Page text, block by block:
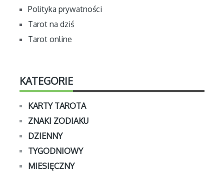
Polityka prywatności
Tarot na dziś
Tarot online
KATEGORIE
KARTY TAROTA
ZNAKI ZODIAKU
DZIENNY
TYGODNIOWY
MIESIĘCZNY